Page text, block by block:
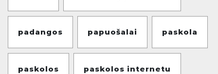
padangos papuošalai paskola
paskolos paskolos internetu